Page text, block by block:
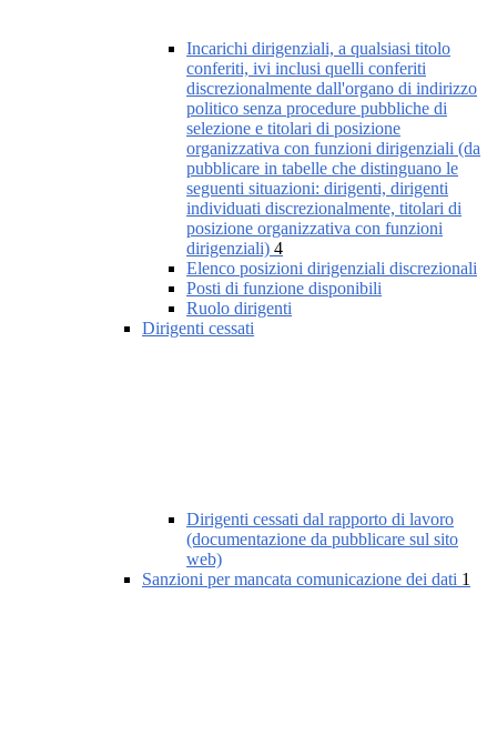
Incarichi dirigenziali, a qualsiasi titolo
conferiti, ivi inclusi quelli conferiti
discrezionalmente dall'organo di indirizzo
politico senza procedure pubbliche di
selezione e titolari di posizione
organizzativa con funzioni dirigenziali (da
pubblicare in tabelle che distinguano le
seguenti situazioni: dirigenti, dirigenti
individuati discrezionalmente, titolari di
posizione organizzativa con funzioni
dirigenziali) 4
Elenco posizioni dirigenziali discrezionali
Posti di funzione disponibili
Ruolo dirigenti
Dirigenti cessati
Dirigenti cessati dal rapporto di lavoro
(documentazione da pubblicare sul sito
web)
Sanzioni per mancata comunicazione dei dati 1